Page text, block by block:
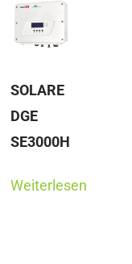
SOLARE
DGE
SE3000H
Weiterlesen